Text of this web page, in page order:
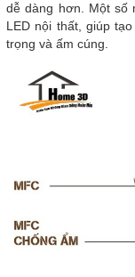
dễ dàng hơn. Một số
LED nội thất, giúp
trọng và ấm cúng.